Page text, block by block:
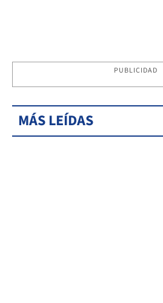
PUBLICIDAD
MÁS LEÍDAS